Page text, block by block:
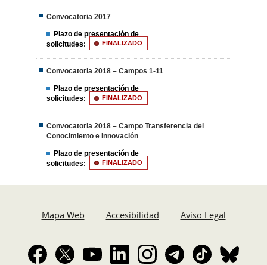
Convocatoria 2017
Plazo de presentación de
solicitudes:
FINALIZADO
Convocatoria 2018 – Campos 1-11
Plazo de presentación de
solicitudes:
FINALIZADO
Convocatoria 2018 – Campo Transferencia del
Conocimiento e Innovación
Plazo de presentación de
solicitudes:
FINALIZADO
Mapa Web Accesibilidad Aviso Legal